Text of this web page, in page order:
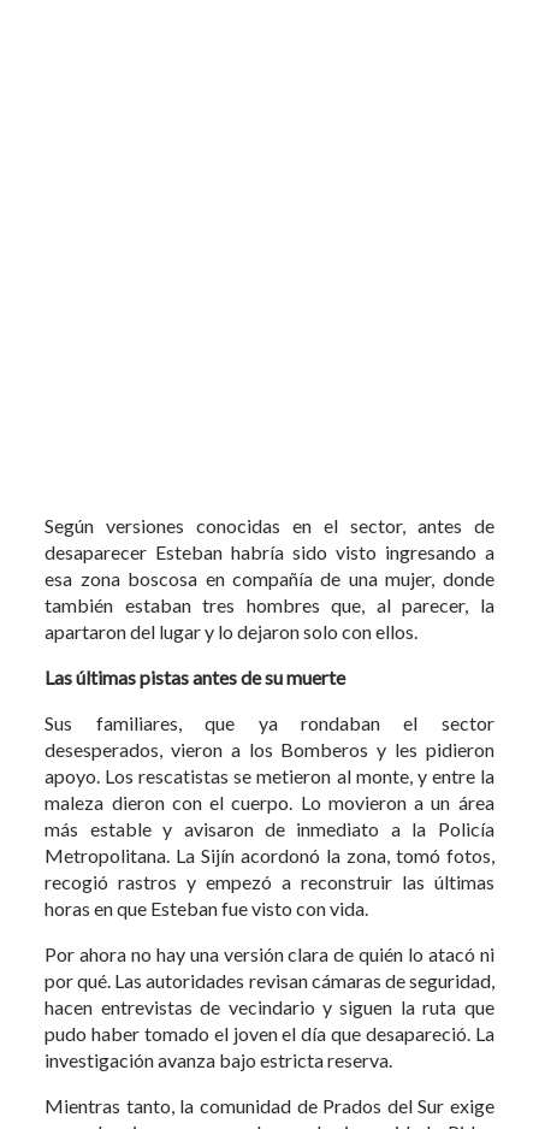
Según versiones conocidas en el sector, antes de
desaparecer Esteban habría sido visto ingresando a
esa zona boscosa en compañía de una mujer, donde
también estaban tres hombres que, al parecer, la
apartaron del lugar y lo dejaron solo con ellos.
Las últimas pistas antes de su muerte
Sus familiares, que ya rondaban el sector
desesperados, vieron a los Bomberos y les pidieron
apoyo. Los rescatistas se metieron al monte, y entre la
maleza dieron con el cuerpo. Lo movieron a un área
más estable y avisaron de inmediato a la Policía
Metropolitana. La Sijín acordonó la zona, tomó fotos,
recogió rastros y empezó a reconstruir las últimas
horas en que Esteban fue visto con vida.
Por ahora no hay una versión clara de quién lo atacó ni
por qué. Las autoridades revisan cámaras de seguridad,
hacen entrevistas de vecindario y siguen la ruta que
pudo haber tomado el joven el día que desapareció. La
investigación avanza bajo estricta reserva.
Mientras tanto, la comunidad de Prados del Sur exige